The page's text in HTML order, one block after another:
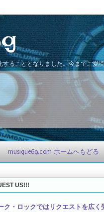
ることとなりました。今までご愛
musique69.com ホームへもどる
US!!!
ク・ロックではリクエストを広く